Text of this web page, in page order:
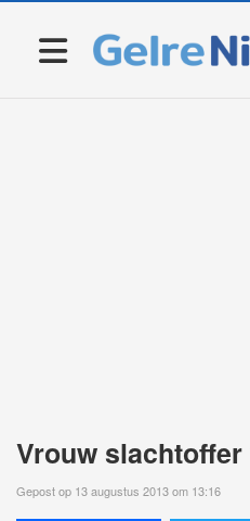
Vrouw
Gepost op 13 augustus 2013 om 13:16